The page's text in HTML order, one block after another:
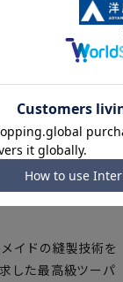
イドの縫製技術を
した最高級ツーパ